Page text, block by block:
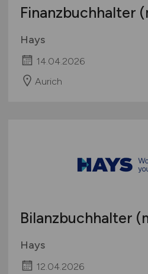
Finanzbuchhalter
Hays
14.04.2026
Aurich
Bilanzbuchhalter
Hays
12.04.2026